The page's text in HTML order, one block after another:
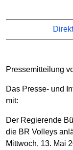
Pressemitteilung
Das Presse- und
mit:
Der Regierende
die BR Volleys
Mittwoch, 13. Mai